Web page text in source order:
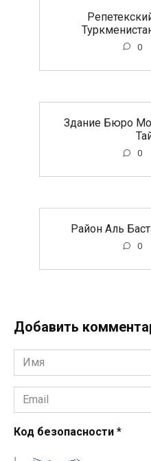
0
Здание Бюро
0
Район Аль
0
Добавить
Имя
*
Email
*
Код безопасности *